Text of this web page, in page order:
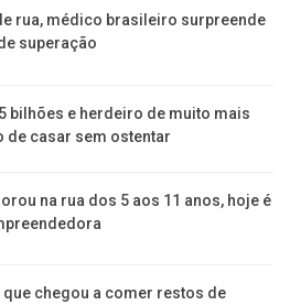
rua, médico brasileiro surpreende
superação
bilhões e herdeiro de muito mais
de casar sem ostentar
na rua dos 5 aos 11 anos, hoje é
chegou a comer restos de